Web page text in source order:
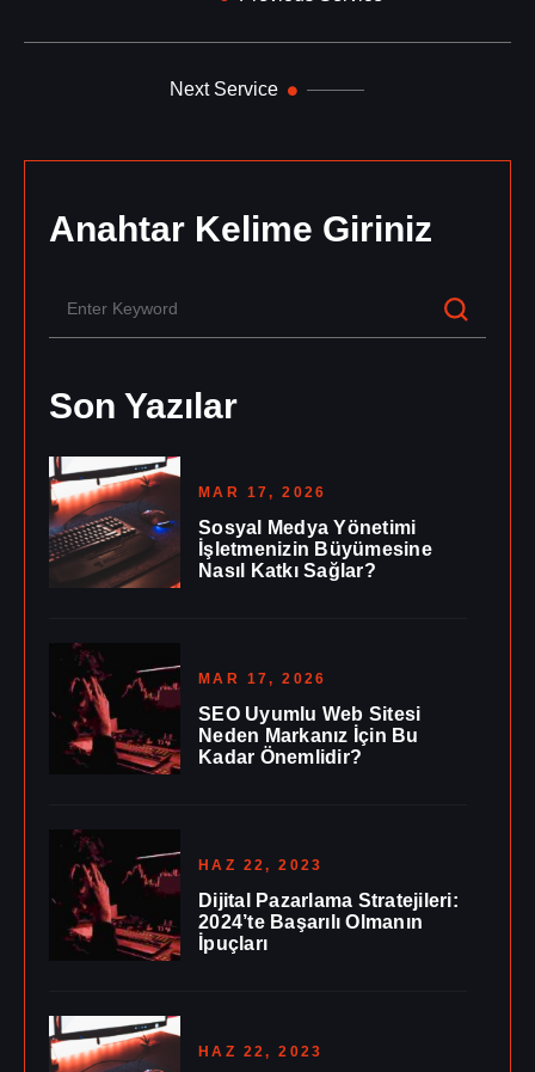
Next Service
Anahtar Kelime Giriniz
Son Yazılar
MAR 17, 2026
Sosyal Medya Yönetimi
İşletmenizin Büyümesine
Nasıl Katkı Sağlar?
MAR 17, 2026
SEO Uyumlu Web Sitesi
Neden Markanız İçin Bu
Kadar Önemlidir?
HAZ 22, 2023
Dijital Pazarlama Stratejileri:
2024’te Başarılı Olmanın
İpuçları
HAZ 22, 2023